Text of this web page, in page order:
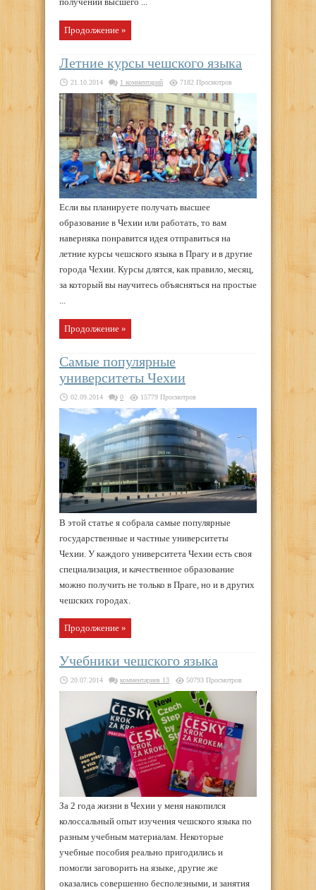
Продолжение »
Летние курсы чешского языка
21.10.2014 1 комментарий 7182 Просмотров
Если вы планируете получать высшее
образование в Чехии или работать, то вам
наверняка понравится идея отправиться на
летние курсы чешского языка в Прагу и в другие
города Чехии. Курсы длятся, как правило, месяц,
за который вы научитесь объясняться на простые
...
Продолжение »
Самые популярные
университеты Чехии
02.09.2014 0 15779 Просмотров
В этой статье я собрала самые популярные
государственные и частные университеты
Чехии. У каждого университета Чехии есть своя
специализация, и качественное образование
можно получить не только в Праге, но и в других
чешских городах.
Продолжение »
Учебники чешского языка
20.07.2014 комментариев 13 50793 Просмотров
За 2 года жизни в Чехии у меня накопился
колоссальный опыт изучения чешского языка по
разным учебным материалам. Некоторые
учебные пособия реально пригодились и
помогли заговорить на языке, другие же
оказались совершенно бесполезными, и занятия